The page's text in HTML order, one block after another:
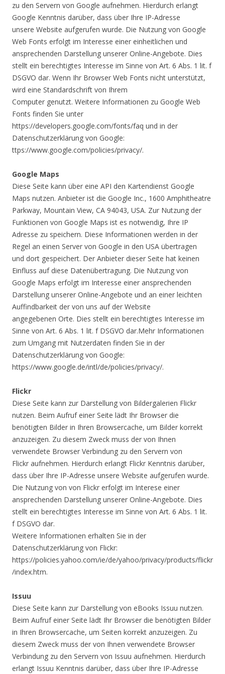
zu den Servern von Google aufnehmen. Hierdurch erlangt
Google Kenntnis darüber, dass über Ihre IP-Adresse
unsere Website aufgerufen wurde. Die Nutzung von Google
Web Fonts erfolgt im Interesse einer einheitlichen und
ansprechenden Darstellung unserer Online-Angebote. Dies
stellt ein berechtigtes Interesse im Sinne von Art. 6 Abs. 1 lit. f
DSGVO dar. Wenn Ihr Browser Web Fonts nicht unterstützt,
wird eine Standardschrift von Ihrem
Computer genutzt. Weitere Informationen zu Google Web
Fonts finden Sie unter
https://developers.google.com/fonts/faq und in der
Datenschutzerklärung von Google:
ttps://www.google.com/policies/privacy/.
Google Maps
Diese Seite kann über eine API den Kartendienst Google
Maps nutzen. Anbieter ist die Google Inc., 1600 Amphitheatre
Parkway, Mountain View, CA 94043, USA. Zur Nutzung der
Funktionen von Google Maps ist es notwendig, Ihre IP
Adresse zu speichern. Diese Informationen werden in der
Regel an einen Server von Google in den USA übertragen
und dort gespeichert. Der Anbieter dieser Seite hat keinen
Einfluss auf diese Datenübertragung. Die Nutzung von
Google Maps erfolgt im Interesse einer ansprechenden
Darstellung unserer Online-Angebote und an einer leichten
Auffindbarkeit der von uns auf der Website
angegebenen Orte. Dies stellt ein berechtigtes Interesse im
Sinne von Art. 6 Abs. 1 lit. f DSGVO dar.Mehr Informationen
zum Umgang mit Nutzerdaten finden Sie in der
Datenschutzerklärung von Google:
https://www.google.de/intl/de/policies/privacy/.
Flickr
Diese Seite kann zur Darstellung von Bildergalerien Flickr
nutzen. Beim Aufruf einer Seite lädt Ihr Browser die
benötigten Bilder in Ihren Browsercache, um Bilder korrekt
anzuzeigen. Zu diesem Zweck muss der von Ihnen
verwendete Browser Verbindung zu den Servern von
Flickr aufnehmen. Hierdurch erlangt Flickr Kenntnis darüber,
dass über Ihre IP-Adresse unsere Website aufgerufen wurde.
Die Nutzung von von Flickr erfolgt im Interese einer
ansprechenden Darstellung unserer Online-Angebote. Dies
stellt ein berechtigtes Interesse im Sinne von Art. 6 Abs. 1 lit.
f DSGVO dar.
Weitere Informationen erhalten Sie in der
Datenschutzerklärung von Flickr:
https://policies.yahoo.com/ie/de/yahoo/privacy/products/flickr
/index.htm.
Issuu
Diese Seite kann zur Darstellung von eBooks Issuu nutzen.
Beim Aufruf einer Seite lädt Ihr Browser die benötigten Bilder
in Ihren Browsercache, um Seiten korrekt anzuzeigen. Zu
diesem Zweck muss der von Ihnen verwendete Browser
Verbindung zu den Servern von Issuu aufnehmen. Hierdurch
erlangt Issuu Kenntnis darüber, dass über Ihre IP-Adresse